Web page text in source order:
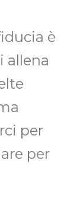
è
allena
per
per